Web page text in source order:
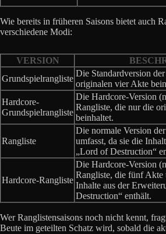
Wie bereits in früheren Saisons bietet auch
verschiedene Modi:
VERSION
Grundspielrangliste
Die Standardversion
originalen vier Akte
Hardcore-
Grundspielrangliste
Die Hardcore-Version
Rangliste, die nur die
beinhaltet.
Rangliste
Die normale Version
umfasst, da sie die
„Lord of Destruction“
Hardcore-Rangliste
Die Hardcore-Version
Rangliste, die fünf Akte
Inhalte aus der
Destruction“ enthält.
Wer Ranglistensaisons noch nicht kennt,
Beute im geteilten Schatz wird, sobald die